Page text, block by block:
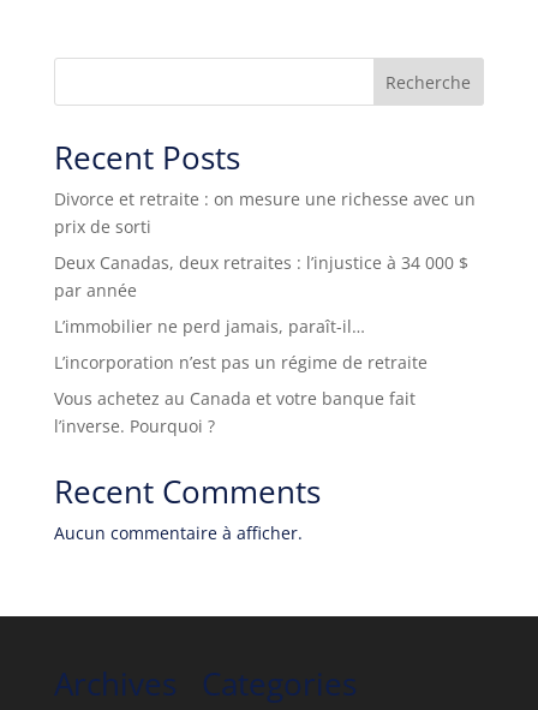
Recherche
Recent Posts
Divorce et retraite : on mesure une richesse avec un
prix de sorti
Deux Canadas, deux retraites : l’injustice à 34 000 $
par année
L’immobilier ne perd jamais, paraît-il…
L’incorporation n’est pas un régime de retraite
Vous achetez au Canada et votre banque fait
l’inverse. Pourquoi ?
Recent Comments
Aucun commentaire à afficher.
Archives Categories